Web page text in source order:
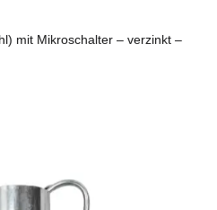
mit Mikroschalter – verzinkt –